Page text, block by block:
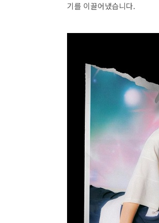
기를 이끌어냈습니다.